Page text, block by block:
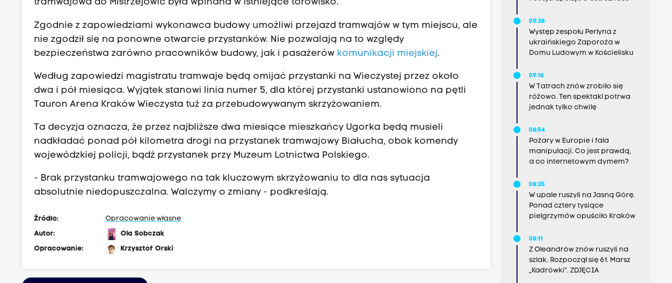
tramwajowa do Mistrzejowic była wpinana w istniejące torowisko.
Zgodnie z zapowiedziami wykonawca budowy umożliwi przejazd tramwajów w tym miejscu, ale
nie zgodził się na ponowne otwarcie przystanków. Nie pozwalają na to względy
bezpieczeństwa zarówno pracowników budowy, jak i pasażerów komunikacji miejskiej.
Według zapowiedzi magistratu tramwaje będą omijać przystanki na Wieczystej przez około
dwa i pół miesiąca. Wyjątek stanowi linia numer 5, dla której przystanki ustanowiono na pętli
Tauron Arena Kraków Wieczysta tuż za przebudowywanym skrzyżowaniem.
Ta decyzja oznacza, że przez najbliższe dwa miesiące mieszkańcy Ugorka będą musieli
nadkładać ponad pół kilometra drogi na przystanek tramwajowy Białucha, obok komendy
wojewódzkiej policji, bądź przystanek przy Muzeum Lotnictwa Polskiego.
- Brak przystanku tramwajowego na tak kluczowym skrzyżowaniu to dla nas sytuacja
absolutnie niedopuszczalna. Walczymy o zmiany - podkreślają.
Źródło:
Opracowanie własne
Autor:
Ola Sobczak
Opracowanie:
Krzysztof Orski
09:38
Występ zespołu Perlyna z
ukraińskiego Zaporoża w
Domu Ludowym w Kościelisku
09:18
W Tatrach znów zrobiło się
różowo. Ten spektakl potrwa
jednak tylko chwilę
08:54
Pożary w Europie i fala
manipulacji. Co jest prawdą,
a co internetowym dymem?
08:35
W upale ruszyli na Jasną Górę.
Ponad cztery tysiące
pielgrzymów opuściło Kraków
08:11
Z Oleandrów znów ruszyli na
szlak. Rozpoczął się 61. Marsz
„Kadrówki”. ZDJĘCIA